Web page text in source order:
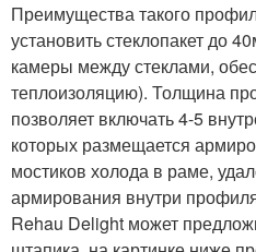
Преимущества такого
установить стеклопакет до
камеры между стеклами,
теплоизоляцию). Толщина
позволяет включать 4-5
которых размещается
мостиков холода в раме,
армирования внутри
Rehau Delight может